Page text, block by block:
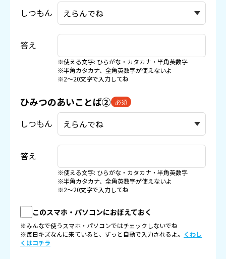
しつもん
答え
※使える文字: ひらがな・カタカナ・半角英数字
※半角カタカナ、全角英数字が使えないよ
※2〜20文字で入力してね
ひみつのあいことば② 必須
しつもん
答え
※使える文字: ひらがな・カタカナ・半角英数字
※半角カタカナ、全角英数字が使えないよ
※2〜20文字で入力してね
このスマホ・パソコンにおぼえておく
※みんなで使うスマホ・パソコンではチェックしないでね
※毎日キズなんに来ていると、ずっと自動で入力されるよ。 くわし
くはコチラ